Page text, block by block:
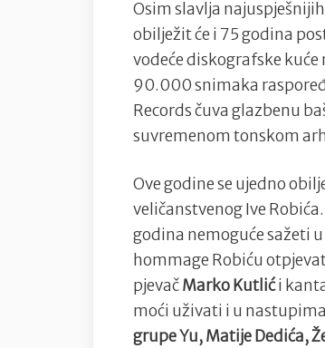
Osim slavlja
obilježit će i 75 godina
vodeće diskografske
90.000 snimaka
Records čuva glazbenu
suvremenom tonskom
Ove godine se ujedno
veličanstvenog Ive
godina nemoguće sažeti
hommage Robiću
pjevačMarko Kutlići
moći uživati i u nastupima
grupe Yu, Matije Dedića,